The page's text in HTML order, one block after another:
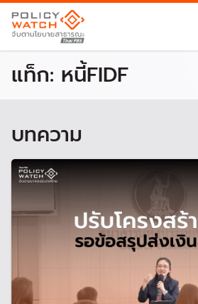
แท็ก: หนี้FIDF
บทความ